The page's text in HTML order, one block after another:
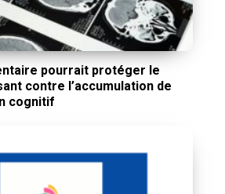
pourrait protéger le
contre l’accumulation de
cognitif